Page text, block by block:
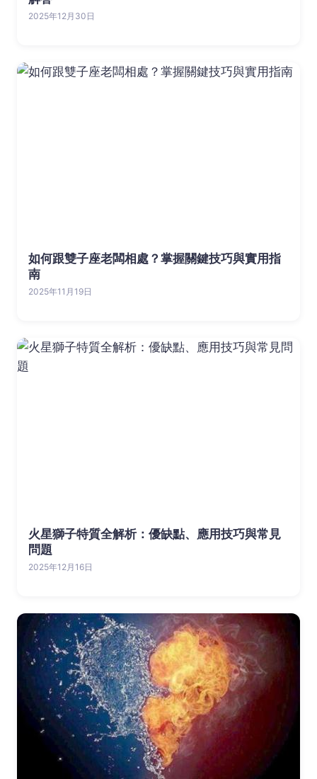
2025年12月30日
如何跟雙子座老闆相處？掌握關鍵技巧與實用指
南
2025年11月19日
火星獅子特質全解析：優缺點、應用技巧與常見
問題
2025年12月16日